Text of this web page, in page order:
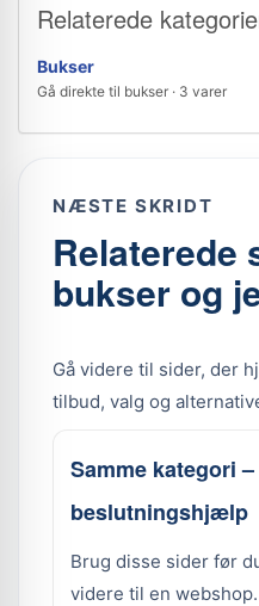
Relaterede
Bukser
Gå direkte til bukser · 3 varer
NÆSTE SKRIDT
Relaterede
bukser og
Gå videre til sider, der
tilbud, valg og
Samme kategori
beslutningshjælp
Brug disse sider før
videre til en webshop.